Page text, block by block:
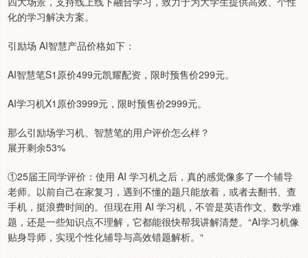
化的学习解决方案。
引励场 AI智慧产品价格如下：
AI智慧笔S1原价499元凯耀配资，限时预售价299元。
AI学习机X1原价3999元，限时预售价2999元。
那么引励场学习机、智慧笔的用户评价怎么样？
展开剩余53%
①25届王同学评价：使用 AI 学习机之后，真的感觉像多了一个辅导
老师。以前自己在家复习，遇到不懂的题只能放着，或者去翻书、查
手机，挺浪费时间的。但现在用 AI 学习机，不管是英语作文、数学难
题，还是一些知识点不理解，它都能很快帮我讲解清楚。“AI学习机像
贴身导师，实现个性化辅导与高效错题解析。“